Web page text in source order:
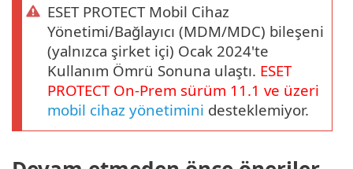
ESET PROTECT Mobil Cihaz
Yönetimi/Bağlayıcı (MDM/MDC) bileşeni
(yalnızca şirket içi) Ocak 2024'te
Kullanım Ömrü Sonuna ulaştı. ESET
PROTECT On-Prem sürüm 11.1 ve üzeri
mobil cihaz yönetimini desteklemiyor.